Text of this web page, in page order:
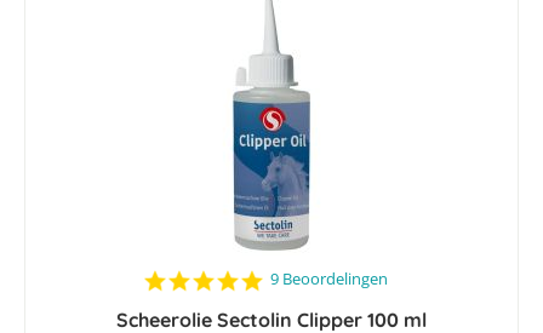
4.9
rating
9 Beoordelingen
Scheerolie Sectolin Clipper 100 ml